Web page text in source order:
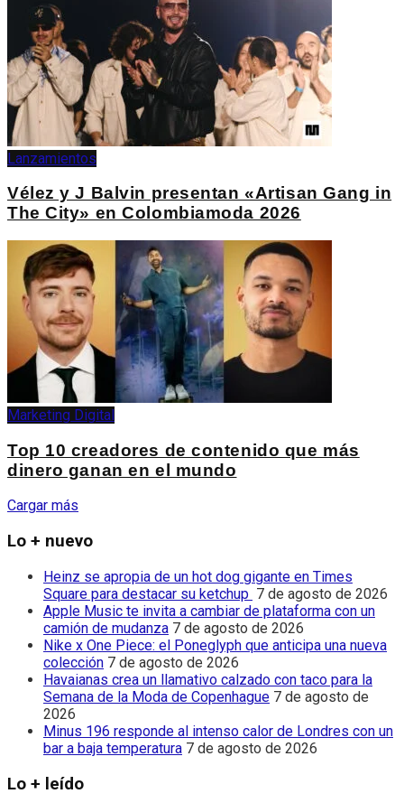
Lanzamientos
Vélez y J Balvin presentan «Artisan Gang in
The City» en Colombiamoda 2026
Marketing Digital
Top 10 creadores de contenido que más
dinero ganan en el mundo
Cargar más
Lo + nuevo
Heinz se apropia de un hot dog gigante en Times
Square para destacar su ketchup 7 de agosto de 2026
Apple Music te invita a cambiar de plataforma con un
camión de mudanza 7 de agosto de 2026
Nike x One Piece: el Poneglyph que anticipa una nueva
colección 7 de agosto de 2026
Havaianas crea un llamativo calzado con taco para la
Semana de la Moda de Copenhague 7 de agosto de
2026
Minus 196 responde al intenso calor de Londres con un
bar a baja temperatura 7 de agosto de 2026
Lo + leído